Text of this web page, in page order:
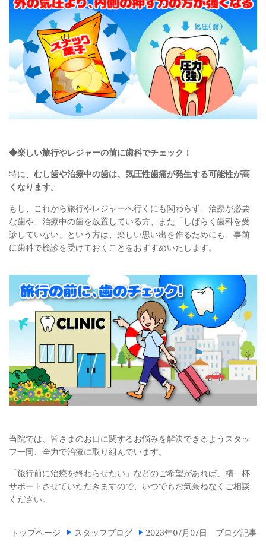
◆楽しい旅行やレジャーの前に歯科でチェック！
特に、 むし歯や治療中の歯は、気圧性歯痛が発生する可能性が高
くなります。
もし、これから旅行やレジャーへ行くにも関わらず、治療が必要
な歯や、治療中の歯を放置している方、また「しばらく歯科を受
診していない」という方は、楽しい思い出を作るためにも、事前
に歯科で検診を受けておくことをおすすめいたします。
当院では、皆さまのお口に関するお悩みを解決できるようスタッ
フ一同、全力で治療に取り組んでいます。
「旅行前に治療を終わらせたい」などのご希望があれば、精一杯
サポートさせていただきますので、いつでもお気兼ねなくご相談
ください。
トップページ スタッフブログ 2023年07月07日 ブログ記事